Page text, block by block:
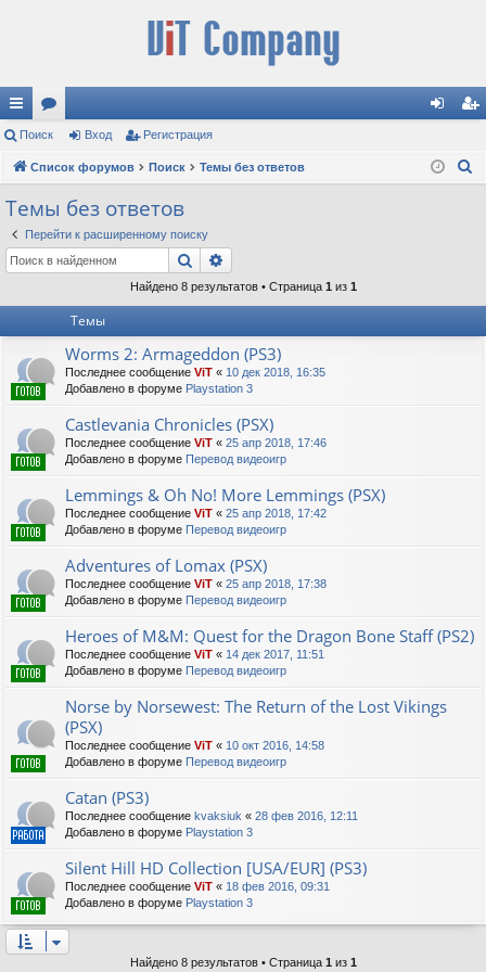
с
ы
лк
и
ор
ум д ис
Поиск Вход Регистрация
Список форумов Поиск Темы без ответов
Темы без ответов
Перейти к расширенному поиску
Поиск
Найдено 8 результатов • Страница 1 из 1
Темы
Worms 2: Armageddon (PS3)
Последнее сообщение ViT « 10 дек 2018, 16:35
Добавлено в форуме Playstation 3
Castlevania Chronicles (PSX)
Последнее сообщение ViT « 25 апр 2018, 17:46
Добавлено в форуме Перевод видеоигр
Lemmings & Oh No! More Lemmings (PSX)
Последнее сообщение ViT « 25 апр 2018, 17:42
Добавлено в форуме Перевод видеоигр
Adventures of Lomax (PSX)
Последнее сообщение ViT « 25 апр 2018, 17:38
Добавлено в форуме Перевод видеоигр
Heroes of M&M: Quest for the Dragon Bone Staff (PS2)
Последнее сообщение ViT « 14 дек 2017, 11:51
Добавлено в форуме Перевод видеоигр
Norse by Norsewest: The Return of the Lost Vikings
(PSX)
Последнее сообщение ViT « 10 окт 2016, 14:58
Добавлено в форуме Перевод видеоигр
Catan (PS3)
Последнее сообщение kvaksiuk « 28 фев 2016, 12:11
Добавлено в форуме Playstation 3
Silent Hill HD Collection [USA/EUR] (PS3)
Последнее сообщение ViT « 18 фев 2016, 09:31
Добавлено в форуме Playstation 3
Найдено 8 результатов • Страница 1 из 1